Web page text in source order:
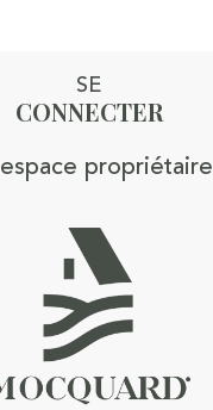
SE
CONNECTER
espace propriétaire